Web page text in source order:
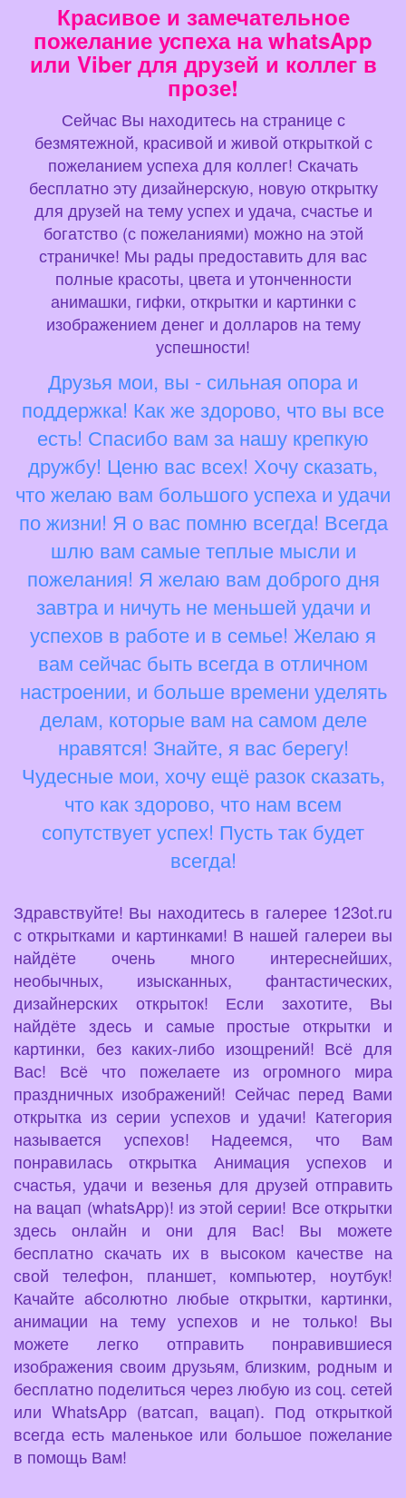
Красивое и замечательное
пожелание успеха на whatsApp
или Viber для друзей и коллег в
прозе!
Сейчас Вы находитесь на странице с
безмятежной, красивой и живой открыткой с
пожеланием успеха для коллег! Скачать
бесплатно эту дизайнерскую, новую открытку
для друзей на тему успех и удача, счастье и
богатство (с пожеланиями) можно на этой
страничке! Мы рады предоставить для вас
полные красоты, цвета и утонченности
анимашки, гифки, открытки и картинки с
изображением денег и долларов на тему
успешности!
Друзья мои, вы - сильная опора и
поддержка! Как же здорово, что вы все
есть! Спасибо вам за нашу крепкую
дружбу! Ценю вас всех! Хочу сказать,
что желаю вам большого успеха и удачи
по жизни! Я о вас помню всегда! Всегда
шлю вам самые теплые мысли и
пожелания! Я желаю вам доброго дня
завтра и ничуть не меньшей удачи и
успехов в работе и в семье! Желаю я
вам сейчас быть всегда в отличном
настроении, и больше времени уделять
делам, которые вам на самом деле
нравятся! Знайте, я вас берегу!
Чудесные мои, хочу ещё разок сказать,
что как здорово, что нам всем
сопутствует успех! Пусть так будет
всегда!
Здравствуйте! Вы находитесь в галерее 123ot.ru
с открытками и картинками! В нашей галереи вы
найдёте очень много интереснейших,
необычных, изысканных, фантастических,
дизайнерских открыток! Если захотите, Вы
найдёте здесь и самые простые открытки и
картинки, без каких-либо изощрений! Всё для
Вас! Всё что пожелаете из огромного мира
праздничных изображений! Сейчас перед Вами
открытка из серии успехов и удачи! Категория
называется успехов! Надеемся, что Вам
понравилась открытка Анимация успехов и
счастья, удачи и везенья для друзей отправить
на вацап (whatsApp)! из этой серии! Все открытки
здесь онлайн и они для Вас! Вы можете
бесплатно скачать их в высоком качестве на
свой телефон, планшет, компьютер, ноутбук!
Качайте абсолютно любые открытки, картинки,
анимации на тему успехов и не только! Вы
можете легко отправить понравившиеся
изображения своим друзьям, близким, родным и
бесплатно поделиться через любую из соц. сетей
или WhatsApp (ватсап, вацап). Под открыткой
всегда есть маленькое или большое пожелание
в помощь Вам!